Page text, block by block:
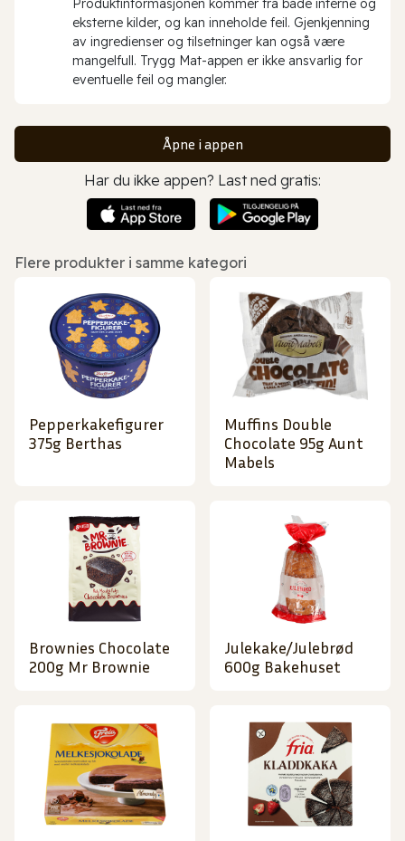
Produktinformasjonen kommer fra både interne og
eksterne kilder, og kan inneholde feil. Gjenkjenning
av ingredienser og tilsetninger kan også være
mangelfull. Trygg Mat-appen er ikke ansvarlig for
eventuelle feil og mangler.
Åpne i appen
Har du ikke appen? Last ned gratis:
Flere produkter i samme kategori
Pepperkakefigurer
375g Berthas
Muffins Double
Chocolate 95g Aunt
Mabels
Brownies Chocolate
200g Mr Brownie
Julekake/Julebrød
600g Bakehuset